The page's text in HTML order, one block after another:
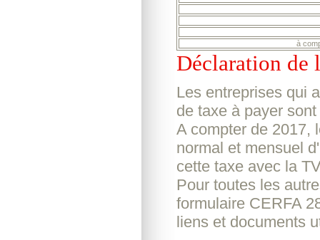
à
Déclaration de
Les entreprises qui
de taxe à payer
A compter de 2017,
normal et mensuel
cette taxe avec la
Pour toutes les
formulaire CERFA
liens et documents